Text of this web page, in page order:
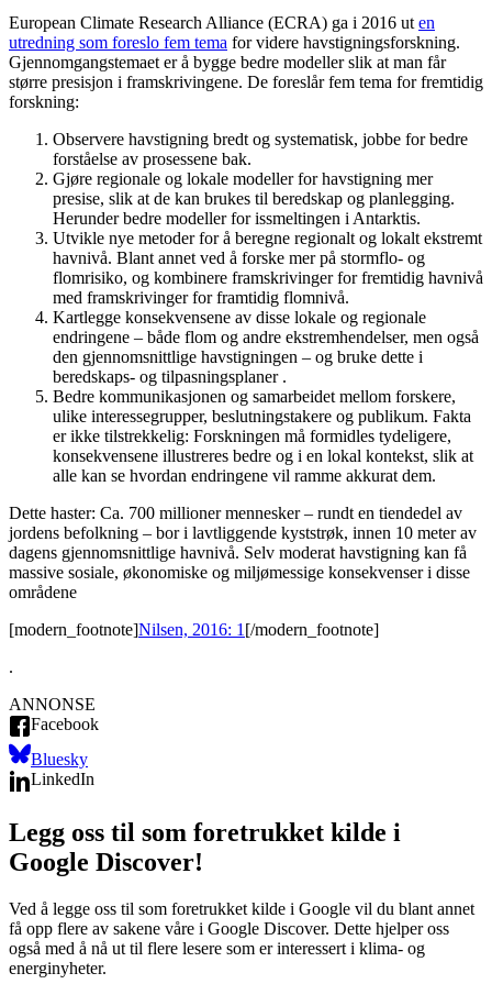
European Climate Research Alliance (ECRA) ga i 2016 ut en
utredning som foreslo fem tema for videre havstigningsforskning.
Gjennomgangstemaet er å bygge bedre modeller slik at man får
større presisjon i framskrivingene. De foreslår fem tema for fremtidig
forskning:
Observere havstigning bredt og systematisk, jobbe for bedre
forståelse av prosessene bak.
Gjøre regionale og lokale modeller for havstigning mer
presise, slik at de kan brukes til beredskap og planlegging.
Herunder bedre modeller for issmeltingen i Antarktis.
Utvikle nye metoder for å beregne regionalt og lokalt ekstremt
havnivå. Blant annet ved å forske mer på stormflo- og
flomrisiko, og kombinere framskrivinger for fremtidig havnivå
med framskrivinger for framtidig flomnivå.
Kartlegge konsekvensene av disse lokale og regionale
endringene – både flom og andre ekstremhendelser, men også
den gjennomsnittlige havstigningen – og bruke dette i
beredskaps- og tilpasningsplaner .
Bedre kommunikasjonen og samarbeidet mellom forskere,
ulike interessegrupper, beslutningstakere og publikum. Fakta
er ikke tilstrekkelig: Forskningen må formidles tydeligere,
konsekvensene illustreres bedre og i en lokal kontekst, slik at
alle kan se hvordan endringene vil ramme akkurat dem.
Dette haster: Ca. 700 millioner mennesker – rundt en tiendedel av
jordens befolkning – bor i lavtliggende kyststrøk, innen 10 meter av
dagens gjennomsnittlige havnivå. Selv moderat havstigning kan få
massive sosiale, økonomiske og miljømessige konsekvenser i disse
områdene
[modern_footnote]Nilsen, 2016: 1 [/modern_footnote]
.
ANNONSE
Facebook
Bluesky
LinkedIn
Legg oss til som foretrukket kilde i
Google Discover!
Ved å legge oss til som foretrukket kilde i Google vil du blant annet
få opp flere av sakene våre i Google Discover. Dette hjelper oss
også med å nå ut til flere lesere som er interessert i klima- og
energinyheter.